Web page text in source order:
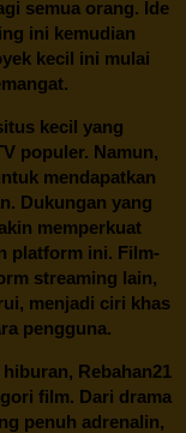
semua orang. Ide
ini kemudian
kecil ini mulai
kecil yang
populer. Namun,
mendapatkan
Dukungan yang
memperkuat
platform ini. Film-
streaming lain,
menjadi ciri khas
pengguna.
Rebahan21
film. Dari drama
penuh adrenalin,